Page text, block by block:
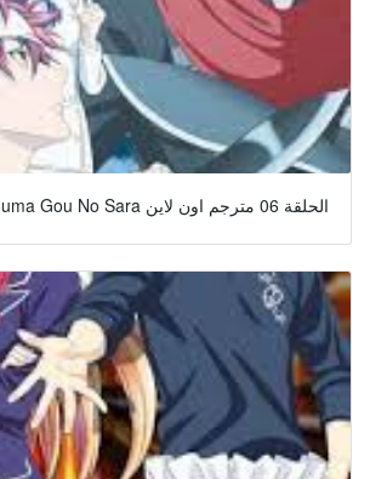
Shokugeki No Souma Gou No Sara الحلقة 06 مترجم اون لاين